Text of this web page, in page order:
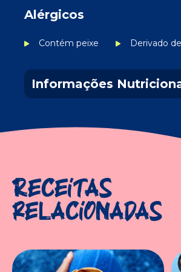
Alérgicos
Contém peixe Derivado
Informações
Receitas
relacionadas